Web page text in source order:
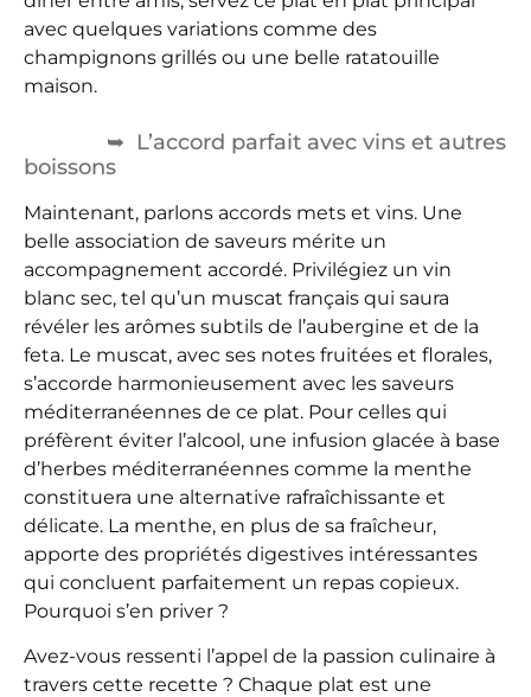
avec quelques variations comme des
champignons grillés ou une belle ratatouille
maison.
L’accord parfait avec vins et autres
boissons
Maintenant, parlons accords mets et vins. Une
belle association de saveurs mérite un
accompagnement accordé. Privilégiez un vin
blanc sec, tel qu’un muscat français qui saura
révéler les arômes subtils de l’aubergine et de la
feta. Le muscat, avec ses notes fruitées et florales,
s’accorde harmonieusement avec les saveurs
méditerranéennes de ce plat. Pour celles qui
préfèrent éviter l’alcool, une infusion glacée à base
d’herbes méditerranéennes comme la menthe
constituera une alternative rafraîchissante et
délicate. La menthe, en plus de sa fraîcheur,
apporte des propriétés digestives intéressantes
qui concluent parfaitement un repas copieux.
Pourquoi s’en priver ?
Avez-vous ressenti l’appel de la passion culinaire à
travers cette recette ? Chaque plat est une